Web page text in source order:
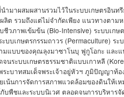
ำมาผสมผสานรวมไว้ในระบบเกษตรอิน
ลิต รวมถึงแต่ไม่จำกัดเพียง แนวทางตา
ชีวภาพเข้มข้น (Bio-Intensive) ระบบเกษ
ะบบเกษตรกรรมถาวร (Permaculture)
มแบบของคุณลุงมาซาโนบุ ฟูกูโอกะ และ
จนระบบเกษตรธรรมชาติแบบเกาหลี
ะบาทสมเด็จพระเจ้าอยู่หัวฯ ภูมิปัญญาท้
เน้นการจัดการสภาพแวดล้อมของดินให้เ
บพืชและระบบนิเวศ ตลอดจนการบริหาร